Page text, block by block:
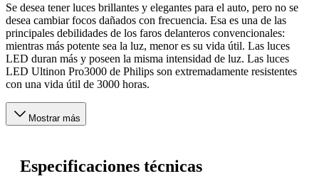
Se desea tener luces brillantes y elegantes para el auto, pero no se
desea cambiar focos dañados con frecuencia. Esa es una de las
principales debilidades de los faros delanteros convencionales:
mientras más potente sea la luz, menor es su vida útil. Las luces
LED duran más y poseen la misma intensidad de luz. Las luces
LED Ultinon Pro3000 de Philips son extremadamente resistentes
con una vida útil de 3000 horas.
Mostrar más
Especificaciones técnicas